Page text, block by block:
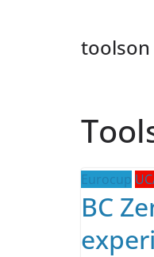
toolson
Eurocup
BC